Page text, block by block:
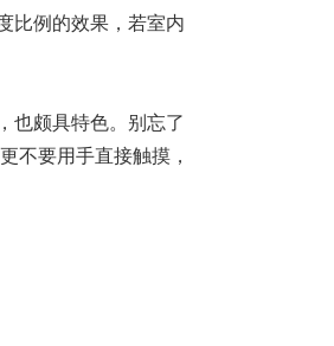
比例的效果，若室内
也颇具特色。别忘了
不要用手直接触摸，